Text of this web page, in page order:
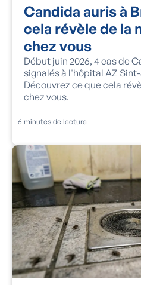
Candida auris à
cela révèle de la
chez vous
Début juin 2026, 4 cas de
signalés à l'hôpital AZ
Découvrez ce que cela
chez vous.
6 minutes de lecture